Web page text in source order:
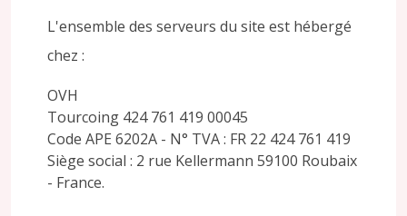
L'ensemble des serveurs du site est hébergé
chez :
OVH
Tourcoing 424 761 419 00045
Code APE 6202A - N° TVA : FR 22 424 761 419
Siège social : 2 rue Kellermann 59100 Roubaix
- France.